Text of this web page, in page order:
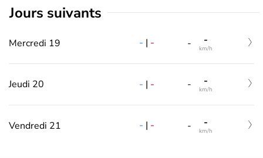
jours suivants
Mercredi 19 - | - - -
km/h
Jeudi 20 - | - - -
km/h
Vendredi 21 - | - - -
km/h